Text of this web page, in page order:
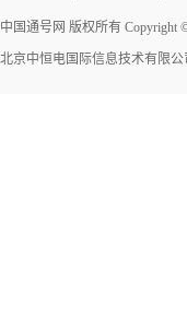
中国通号网 版权所有 Copyright
北京中恒电国际信息技术有限公